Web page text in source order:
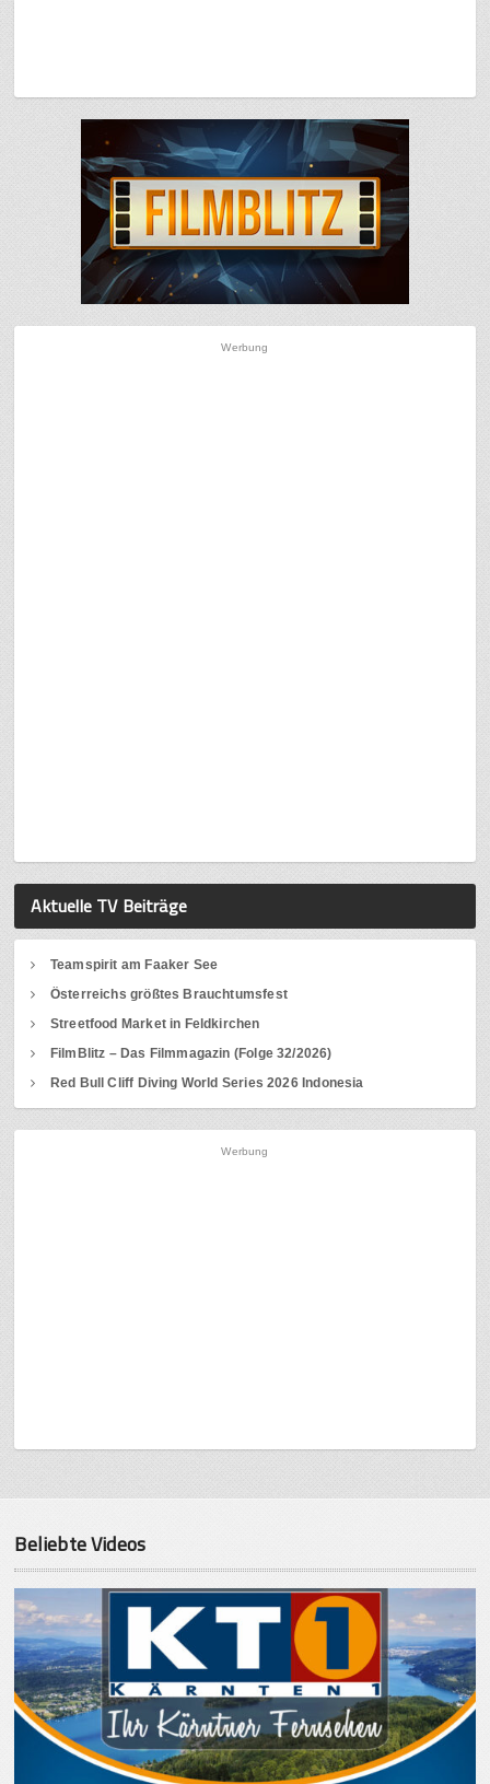
Werbung
Aktuelle TV Beiträge
Teamspirit am Faaker See
Österreichs größtes Brauchtumsfest
Streetfood Market in Feldkirchen
FilmBlitz – Das Filmmagazin (Folge 32/2026)
Red Bull Cliff Diving World Series 2026 Indonesia
Werbung
Beliebte Videos